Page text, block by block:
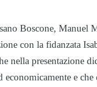
Boscone, Manuel
con la fidanzata
nella presentazione
e che